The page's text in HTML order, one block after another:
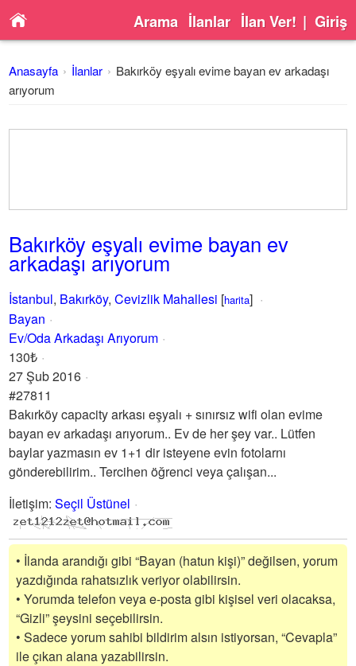
Arama İlanlar İlan Ver! | Giriş
Anasayfa İlanlar
Bakırköy eşyalı evime bayan ev arkadaşı
arıyorum
Bakırköy eşyalı evime bayan ev
arkadaşı arıyorum
İstanbul, Bakırköy,Cevizlik Mahallesi [harita]
Bayan
Ev/Oda Arkadaşı Arıyorum
130₺
27 Şub 2016
#27811
Bakırköy capacity arkası eşyalı + sınırsız wifi olan evime
bayan ev arkadaşı arıyorum.. Ev de her şey var.. Lütfen
baylar yazmasın ev 1+1 dir isteyene evin fotolarnı
gönderebilirim.. Tercihen öğrenci veya çalışan...
İletişim:Seçil Üstünel
• İlanda arandığı gibi “Bayan (hatun kişi)” değilsen, yorum
yazdığında rahatsızlık veriyor olabilirsin.
• Yorumda telefon veya e-posta gibi kişisel veri olacaksa,
“Gizli” şeysini seçebilirsin.
• Sadece yorum sahibi bildirim alsın istiyorsan, “Cevapla”
ile çıkan alana yazabilirsin.